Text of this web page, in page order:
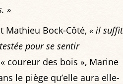
»
Mathieu Bock-Côté, « il suffit
pour se sentir
coureur des bois », Marine
le piège qu’elle aura elle-